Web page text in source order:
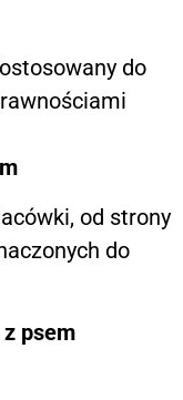
do
od strony
do
psem